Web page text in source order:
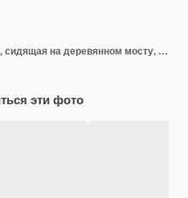
Азиатская молодая мать, сидящая на деревянном мосту, любит играть с двумя маленькими дочерьми в студенческой форме, держит банановый лист в руке, пожилой мужчина ходит с рыболовной сетью, копирует пространство, концепция сельского образа жизни
эти фото